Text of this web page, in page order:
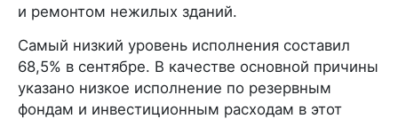
и ремонтом нежилых зданий.
Самый низкий уровень исполнения составил
68,5% в сентябре. В качестве основной причины
указано низкое исполнение по резервным
фондам и инвестиционным расходам в этот